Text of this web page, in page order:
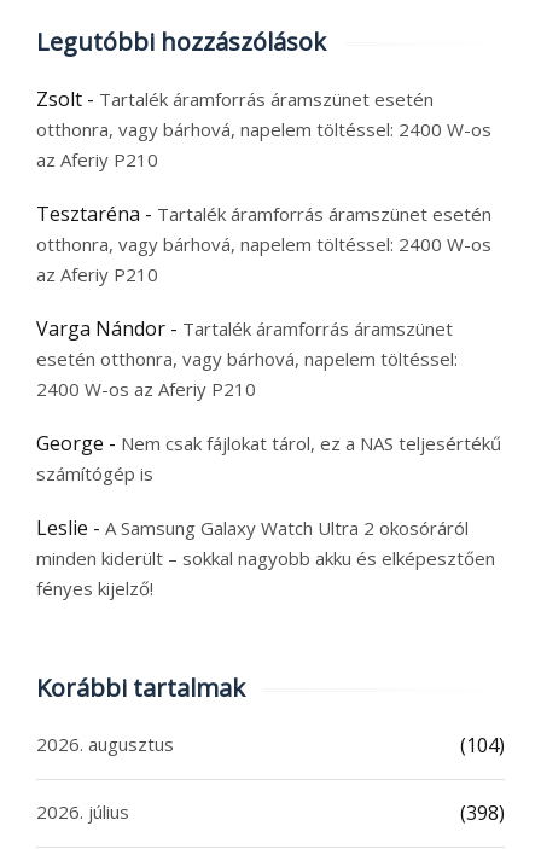
Legutóbbi hozzászólások
Zsolt - Tartalék áramforrás áramszünet esetén
otthonra, vagy bárhová, napelem töltéssel: 2400 W-os
az Aferiy P210
Tesztaréna - Tartalék áramforrás áramszünet esetén
otthonra, vagy bárhová, napelem töltéssel: 2400 W-os
az Aferiy P210
Varga Nándor - Tartalék áramforrás áramszünet
esetén otthonra, vagy bárhová, napelem töltéssel:
2400 W-os az Aferiy P210
George - Nem csak fájlokat tárol, ez a NAS teljesértékű
számítógép is
Leslie - A Samsung Galaxy Watch Ultra 2 okosóráról
minden kiderült – sokkal nagyobb akku és elképesztően
fényes kijelző!
Korábbi tartalmak
2026. augusztus (104)
2026. július (398)